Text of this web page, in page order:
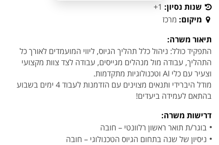
שנות נסיון: 1+
מיקום: מרכז
תיאור משרה:
התפקיד כולל: ניהול כלל תהליך הגיוס, ליווי המועמדים לאורך כל
התהליך, עבודה מול מנהלים מגייסים, עבודה לצד צוות מקצועי
וצעיר עם כלי AI וטכנולוגיות מתקדמות.
מודל היברידי ותנאים מצוינים עם הזדמנות לעבוד 4 ימים בשבוע
בהתאם לעמידה ביעדים!
דרישות משרה:
בוגר/ת תואר ראשון רלוונטי – חובה
ניסיון של שנה בתחום הגיוס הטכנולוגי – חובה